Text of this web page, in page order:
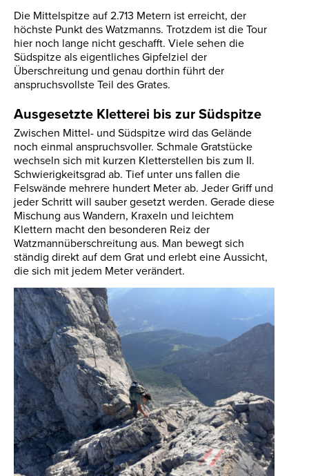
Die Mittelspitze auf 2.713 Metern ist erreicht, der
höchste Punkt des Watzmanns. Trotzdem ist die Tour
hier noch lange nicht geschafft. Viele sehen die
Südspitze als eigentliches Gipfelziel der
Überschreitung und genau dorthin führt der
anspruchsvollste Teil des Grates.
Ausgesetzte Kletterei bis zur Südspitze
Zwischen Mittel- und Südspitze wird das Gelände
noch einmal anspruchsvoller. Schmale Gratstücke
wechseln sich mit kurzen Kletterstellen bis zum II.
Schwierigkeitsgrad ab. Tief unter uns fallen die
Felswände mehrere hundert Meter ab. Jeder Griff und
jeder Schritt will sauber gesetzt werden. Gerade diese
Mischung aus Wandern, Kraxeln und leichtem
Klettern macht den besonderen Reiz der
Watzmannüberschreitung aus. Man bewegt sich
ständig direkt auf dem Grat und erlebt eine Aussicht,
die sich mit jedem Meter verändert.